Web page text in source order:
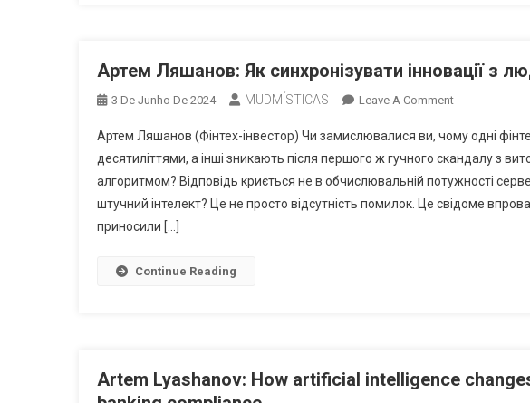
Артем Ляшанов: Як синхронізувати інновації з
3 De Junho De 2024 MUDMÍSTICAS Leave A CommentOn
Ляшанов:
Як
Інновації
Артем Ляшанов (Фінтех-інвестор) Чи замислювалися ви, чому одні
десятиліттями, а інші зникають після першого ж гучного скандалу з
алгоритмом? Відповідь криється не в обчислювальній потужності
штучний інтелект? Це не просто відсутність помилок. Це свідоме
приносили […]
Continue Reading
Artem Lyashanov: How artificial intelligence